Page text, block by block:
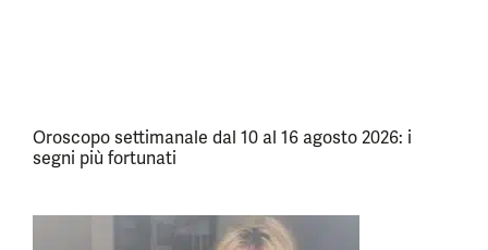
Oroscopo settimanale dal 10 al 16 agosto 2026: i
segni più fortunati